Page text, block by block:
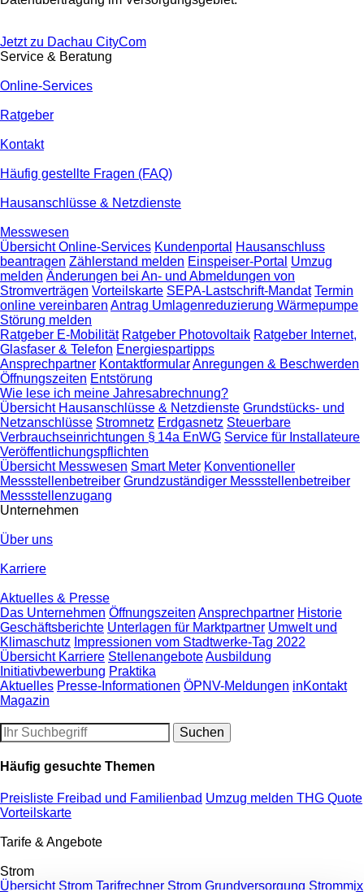
Jetzt zu Dachau CityCom
Service & Beratung
Online-Services
Ratgeber
Kontakt
Häufig gestellte Fragen (FAQ)
Hausanschlüsse & Netzdienste
Messwesen
Übersicht Online-Services Kundenportal
Hausanschluss
beantragen Zählerstand melden Einspeiser-Portal Umzug
melden Änderungen bei An- und Abmeldungen von
Stromverträgen Vorteilskarte SEPA-Lastschrift-Mandat Termin
online vereinbaren Antrag Umlagenreduzierung Wärmepumpe
Störung melden
Ratgeber E-Mobilität Ratgeber Photovoltaik Ratgeber Internet,
Glasfaser & Telefon Energiespartipps
Ansprechpartner KontaktformularAnregungen & Beschwerden
Öffnungszeiten Entstörung
Wie lese ich meine Jahresabrechnung?
Übersicht Hausanschlüsse & Netzdienste Grundstücks- und
Netzanschlüsse Stromnetz Erdgasnetz Steuerbare
Verbrauchseinrichtungen § 14a EnWG Service für Installateure
Veröffentlichungspflichten
Übersicht Messwesen Smart Meter Konventioneller
Messstellenbetreiber Grundzuständiger Messstellenbetreiber
Messstellenzugang
Unternehmen
Über uns
Karriere
Aktuelles & Presse
Das Unternehmen Öffnungszeiten Ansprechpartner Historie
Geschäftsberichte Unterlagen für Marktpartner Umwelt und
Klimaschutz Impressionen vom Stadtwerke-Tag 2022
Übersicht Karriere StellenangeboteAusbildung
Initiativbewerbung Praktika
Aktuelles Presse-Informationen ÖPNV-Meldungen inKontakt
Magazin
Häufig gesuchte Themen
Preisliste Freibad und Familienbad Umzug melden THG Quote
Vorteilskarte
Tarife & Angebote
Strom
Übersicht Strom Tarifrechner Strom Grundversorgung Strommix